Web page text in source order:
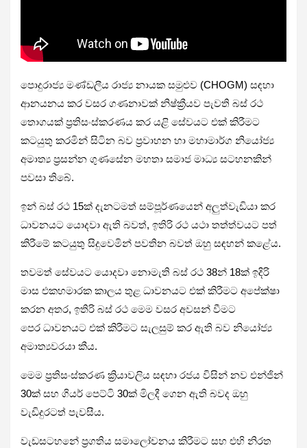
පොදුරාජ්‍ය මණ්ඩලීය රාජ්‍ය නායක සමුළුව (CHOGM) සඳහා
ආනයන​ය කර වසර ගණනාවක් නිෂ්ක්‍රීයව පැවති බස් රථ
තොගයක් ප්‍රතිසංස්කරණය කර යළි සේවයට එක් කිරීමට
කටයුතු කරමින් සිටින බව ප්‍රවාහන හා මහාමාර්ග නියෝජ්‍ය
අමාත්‍ය ප්‍රසන්න ගුණසේන මහතා සමාජ මාධ්‍ය සටහනකින්
පවසා තිබේ.
ඉන් බස් රථ 15ක් දැනටමත් සම්පූර්ණයෙන් අලුත්වැඩියා කර
ධාවනයට යොදවා ඇති බවත්, ඉතිරි රථ යථා තත්ත්වයට පත්
කිරීමේ කටයුතු සිදුවෙමින් පවතින බවත් ඔහු සඳහන් කළේය.
තවමත් සේවයට යොදවා නොමැති බස් රථ 38න් 18ක් ඉදිරි
මාස එකහමාරක කාලය තුළ ධාවනයට එක් කිරීමට අපේක්ෂා
කරන අතර, ඉතිරි බස් රථ මෙම වසර අවසන් වීමට
පෙර ධාවනයට එක් කිරීමට සැලසුම් කර ඇති බව නියෝජ්‍ය
අමාත්‍යවරයා කීය.
මෙම ප්‍රතිසංස්කරණ ක්‍රියාවලිය සඳහා රජය විසින් නව එන්ජින්
30ක් සහ ගියර් පෙට්ටි 30ක් මිලදී ගෙන ඇති බවද ඔහු
වැඩිදුරටත් පැවසීය.
වැඩසටහනේ ප්‍රගතිය සමාලෝචනය කිරීමට සහ එහි නිරත